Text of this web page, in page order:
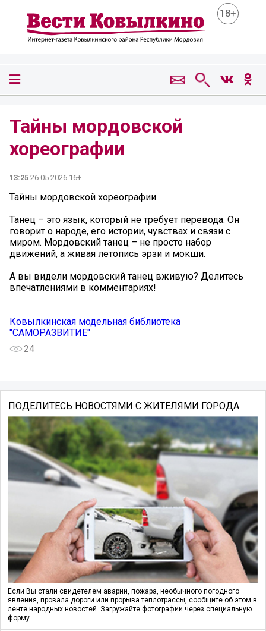
18+
Тайны мордовской
хореографии
13:25 26.05.2026 16+
Тайны мордовской хореографии
Танец – это язык, который не требует перевода. Он
говорит о народе, его истории, чувствах и связи с
миром. Мордовский танец – не просто набор
движений, а живая летопись эрзи и мокши.
️А вы видели мордовский танец вживую? Делитесь
впечатлениями в комментариях!
Ковылкинская модельная библиотека
"САМОРАЗВИТИЕ"
24
ПОДЕЛИТЕСЬ НОВОСТЯМИ С ЖИТЕЛЯМИ ГОРОДА
Если Вы стали свидетелем аварии, пожара, необычного погодного
явления, провала дороги или прорыва теплотрассы, сообщите об этом в
ленте народных новостей. Загружайте фотографии через специальную
форму.